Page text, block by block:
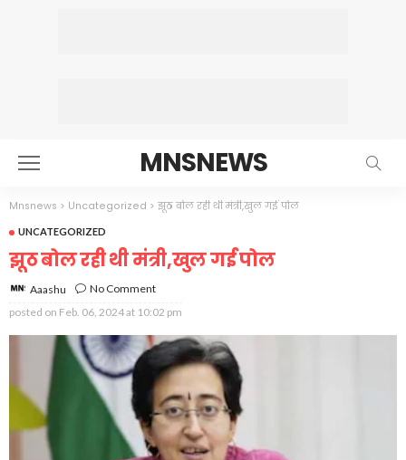
MNSNEWS
Mnsnews > Uncategorized > झूठ बोल रही थी मंत्री,खुल गई पोल
UNCATEGORIZED
झूठ बोल रही थी मंत्री,खुल गई पोल
Aaashu
No Comment
posted on Feb. 06, 2024 at 10:02 pm